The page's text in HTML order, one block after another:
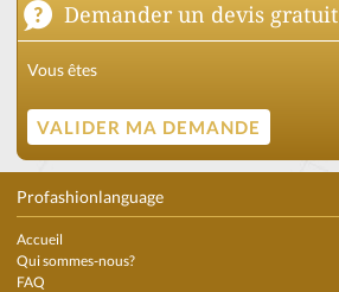
Demander un devis gratuit
Vous êtes
Profashionlanguage
Accueil
Qui sommes-nous?
FAQ